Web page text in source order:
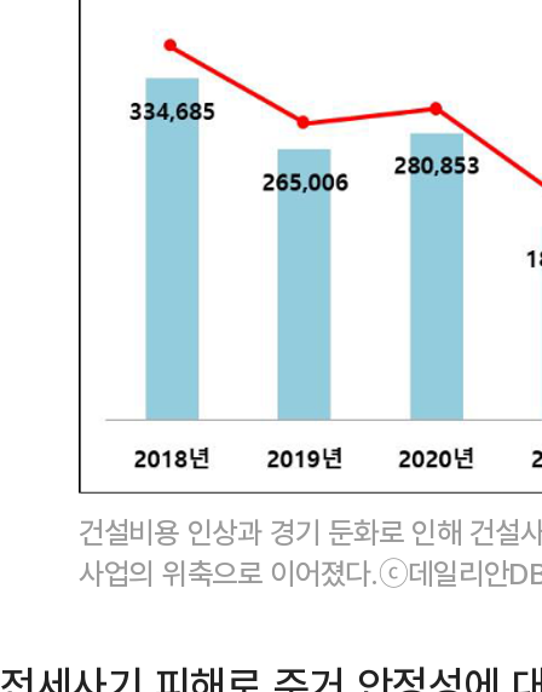
건설비용 인상과 경기 둔화로 인해 건설
사업의 위축으로 이어졌다.ⓒ데일리안